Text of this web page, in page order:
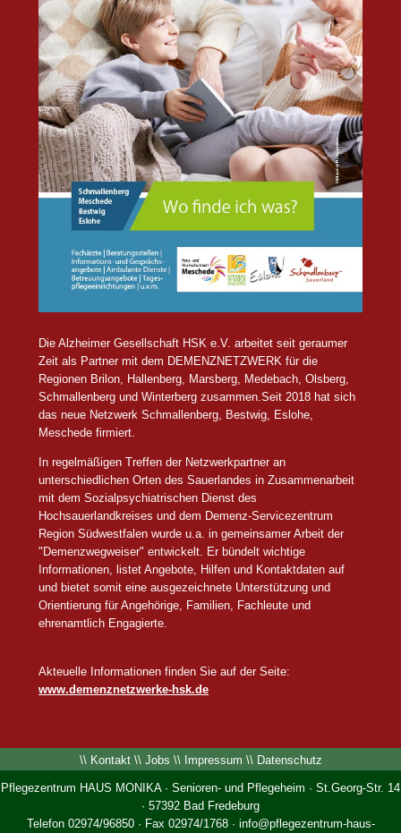
Die Alzheimer Gesellschaft HSK e.V. arbeitet seit geraumer
Zeit als Partner mit dem DEMENZNETZWERK für die
Regionen Brilon, Hallenberg, Marsberg, Medebach, Olsberg,
Schmallenberg und Winterberg zusammen.Seit 2018 hat sich
das neue Netzwerk Schmallenberg, Bestwig, Eslohe,
Meschede firmiert.
In regelmäßigen Treffen der Netzwerkpartner an
unterschiedlichen Orten des Sauerlandes in Zusammenarbeit
mit dem Sozialpsychiatrischen Dienst des
Hochsauerlandkreises und dem Demenz-Servicezentrum
Region Südwestfalen wurde u.a. in gemeinsamer Arbeit der
"Demenzwegweiser" entwickelt. Er bündelt wichtige
Informationen, listet Angebote, Hilfen und Kontaktdaten auf
und bietet somit eine ausgezeichnete Unterstützung und
Orientierung für Angehörige, Familien, Fachleute und
ehrenamtlich Engagierte.
Akteuelle Informationen finden Sie auf der Seite:
www.demenznetzwerke-hsk.de
\\ Kontakt\\ Jobs \\ Impressum \\ Datenschutz
Pflegezentrum HAUS MONIKA · Senioren- und Pflegeheim · St.Georg-Str. 14
· 57392 Bad Fredeburg
Telefon 02974/96850 · Fax 02974/1768 · info@pflegezentrum-haus-